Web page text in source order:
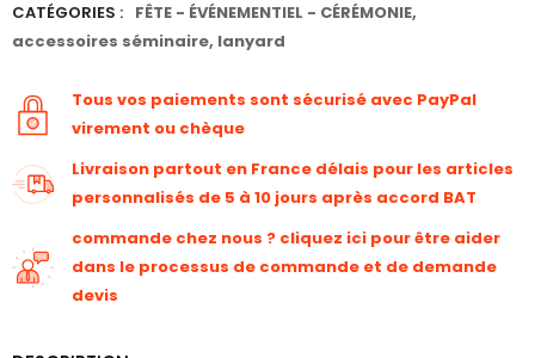
CATÉGORIES : FÊTE - ÉVÉNEMENTIEL - CÉRÉMONIE,
accessoires séminaire, lanyard
Tous vos paiements sont sécurisé avec PayPal
virement ou chèque
Livraison partout en France délais pour les articles
personnalisés de 5 à 10 jours après accord BAT
commande chez nous ? cliquez ici pour être aider
dans le processus de commande et de demande
devis